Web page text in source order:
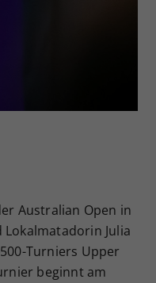
Australian Open in
Lokalmatadorin Julia
Turniers Upper
beginnt am
falls der
dies eingestellt hat.